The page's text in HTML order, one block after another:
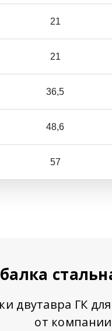
21
21
36,5
48,6
57
двутавра ГК
от